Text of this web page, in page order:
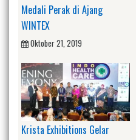
Medali Perak di Ajang
WINTEX
Oktober 21, 2019
Krista Exhibitions Gelar